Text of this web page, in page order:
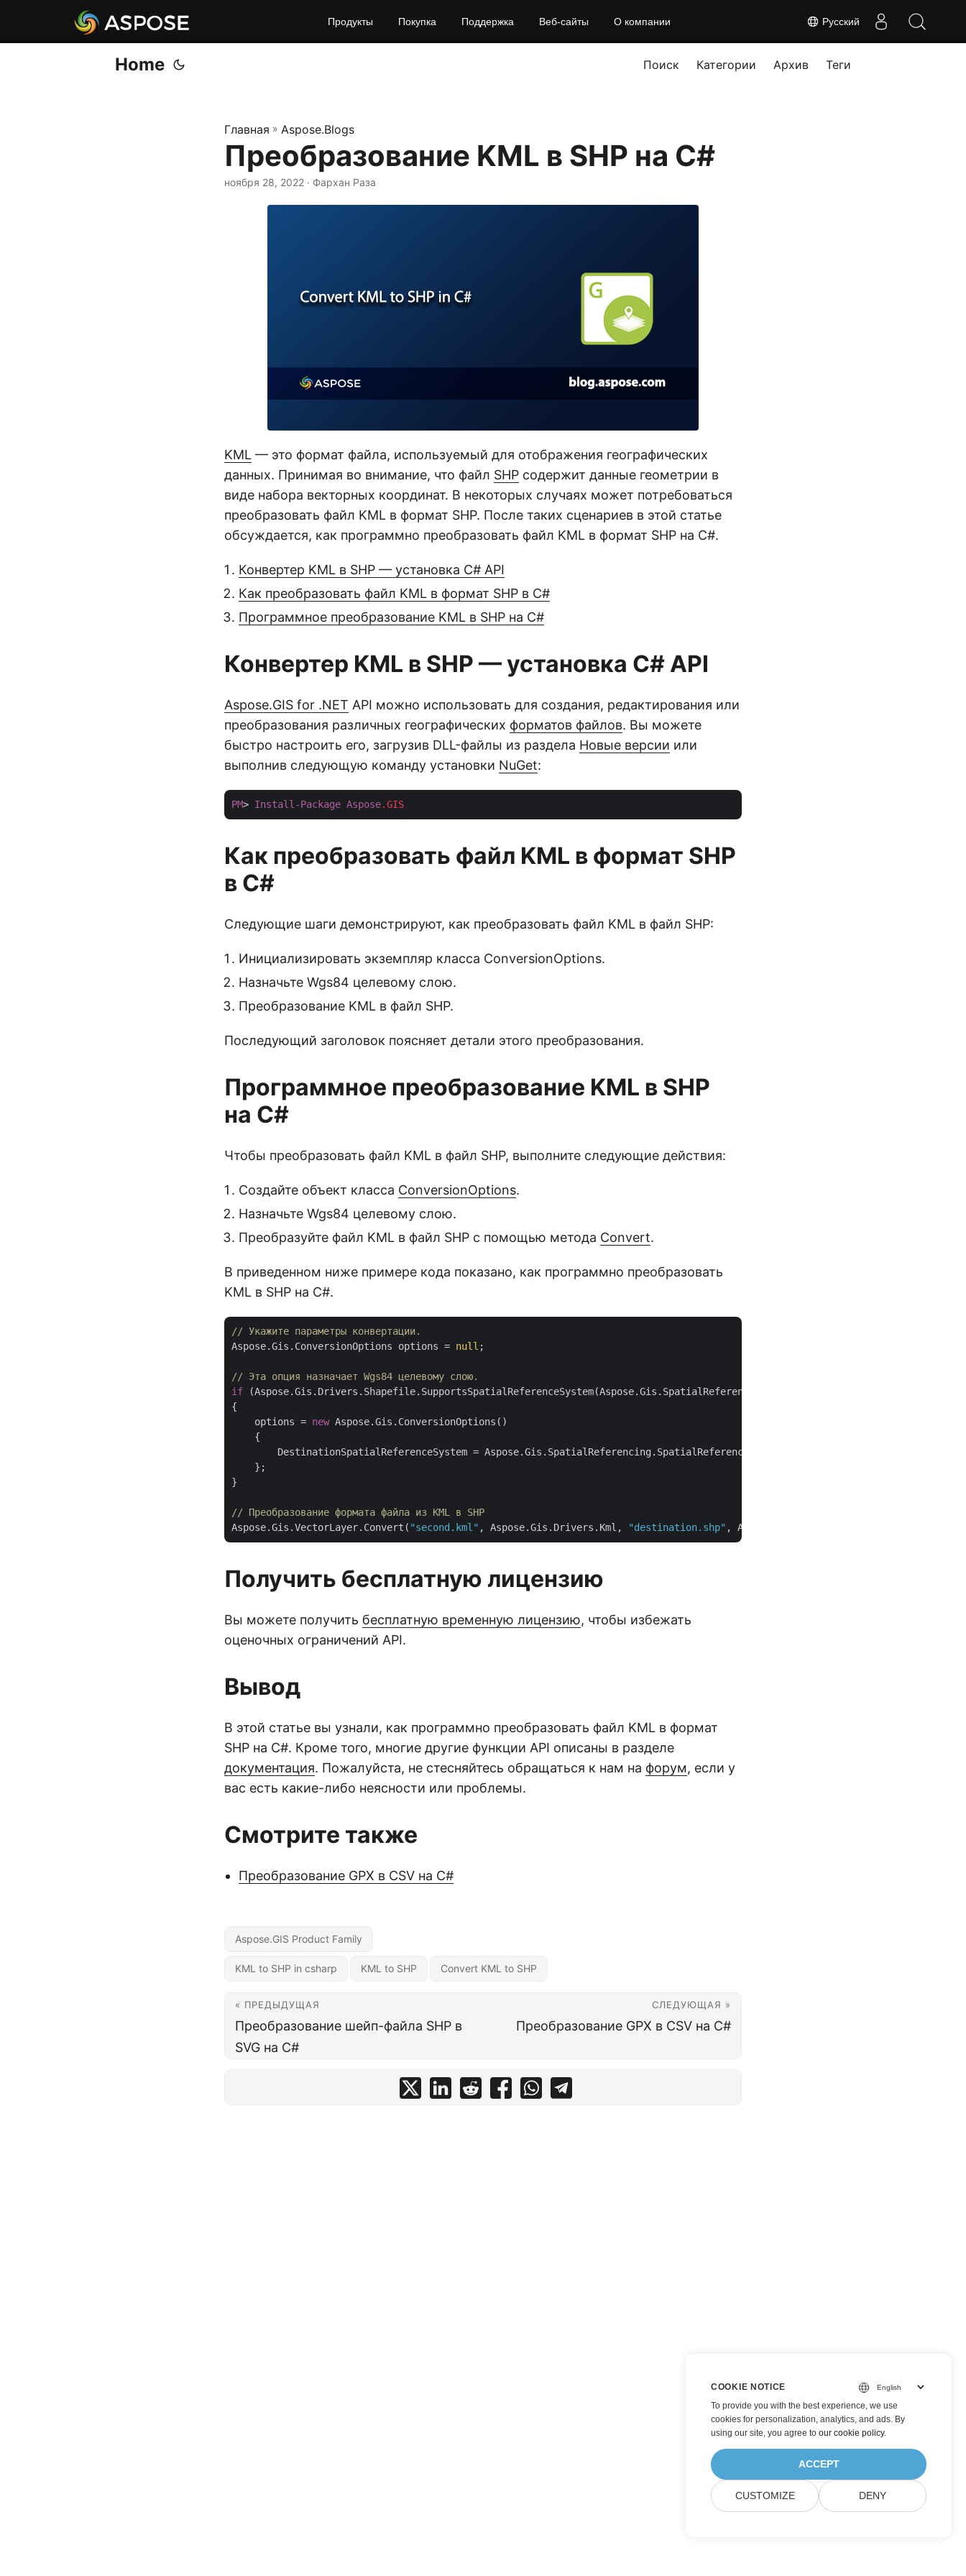
Русский
Продукты Покупка Поддержка Веб‑сайты О компании
Home Поиск Категории Архив Теги
Главная » Aspose.Blogs
Преобразование KML в SHP на C#
ноября 28, 2022 · Фархан Раза
KML — это формат файла, используемый для отображения географических
данных. Принимая во внимание, что файл SHP содержит данные геометрии в
виде набора векторных координат. В некоторых случаях может потребоваться
преобразовать файл KML в формат SHP. После таких сценариев в этой статье
обсуждается, как программно преобразовать файл KML в формат SHP на C#.
Конвертер KML в SHP — установка C# API
Как преобразовать файл KML в формат SHP в C#
Программное преобразование KML в SHP на C#
Конвертер KML в SHP — установка C# API
Aspose.GIS for .NET API можно использовать для создания, редактирования или
преобразования различных географических форматов файлов. Вы можете
быстро настроить его, загрузив DLL-файлы из раздела Новые версии или
выполнив следующую команду установки NuGet:
PM> Install-Package Aspose.GIS
Как преобразовать файл KML в формат SHP
в C#
Следующие шаги демонстрируют, как преобразовать файл KML в файл SHP:
Инициализировать экземпляр класса ConversionOptions.
Назначьте Wgs84 целевому слою.
Преобразование KML в файл SHP.
Последующий заголовок поясняет детали этого преобразования.
Программное преобразование KML в SHP
на C#
Чтобы преобразовать файл KML в файл SHP, выполните следующие действия:
Создайте объект класса ConversionOptions.
Назначьте Wgs84 целевому слою.
Преобразуйте файл KML в файл SHP с помощью метода Convert.
В приведенном ниже примере кода показано, как программно преобразовать
KML в SHP на C#.
// Укажите параметры конвертации.
Aspose.Gis.ConversionOptions options = null ;
// Эта опция назначает Wgs84 целевому слою.
if (Aspose.Gis.Drivers.Shapefile.SupportsSpatialReferenceSystem(Aspose.Gis.SpatialReferencing.SpatialReferenceSystem.Wgs84))
{
    options =
new Aspose.Gis.ConversionOptions()
    {
        DestinationSpatialReferenceSystem = Aspose.Gis.SpatialReferencing.SpatialReferenceSystem.Wgs84,
    };
}
// Преобразование формата файла из KML в SHP
Aspose.Gis.VectorLayer.Convert( "second.kml" , Aspose.Gis.Drivers.Kml, "destination.shp"
Получить бесплатную лицензию
Вы можете получить бесплатную временную лицензию, чтобы избежать
оценочных ограничений API.
Вывод
В этой статье вы узнали, как программно преобразовать файл KML в формат
SHP на C#. Кроме того, многие другие функции API описаны в разделе
документация. Пожалуйста, не стесняйтесь обращаться к нам на форум, если у
вас есть какие-либо неясности или проблемы.
Смотрите также
Преобразование GPX в CSV на C#
Aspose.GIS Product Family
KML to SHP in csharp KML to SHP Convert KML to SHP
« ПРЕДЫДУЩАЯ
Преобразование шейп-файла SHP в
SVG на C#
СЛЕДУЮЩАЯ »
Преобразование GPX в CSV на C#
COOKIE NOTICE
To provide you with the best experience, we use
cookies for personalization, analytics, and ads. By
using our site, you agree to our cookie policy.
ACCEPT
CUSTOMIZE DENY